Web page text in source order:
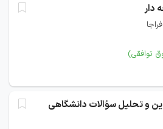
دار
توافقی)
و تحلیل سؤالات دانشگاهی